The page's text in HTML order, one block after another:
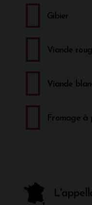
Gibier
Viande
Viande
Fromage à